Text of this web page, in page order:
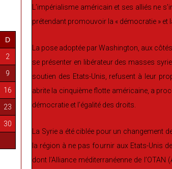
D
2
9
16
23
30
L’impérialisme américain et ses alliés ne
prétendant promouvoir la « démocratie » et
La pose adoptée par Washington, aux
se présenter en libérateur des masses
soutien des Etats-Unis, refusent à leur
abrite la cinquième flotte américaine, a
démocratie et l’égalité des droits.
La Syrie a été ciblée pour un changement
la région à ne pas fournir aux Etats-Unis
dont l’Alliance méditerranéenne de